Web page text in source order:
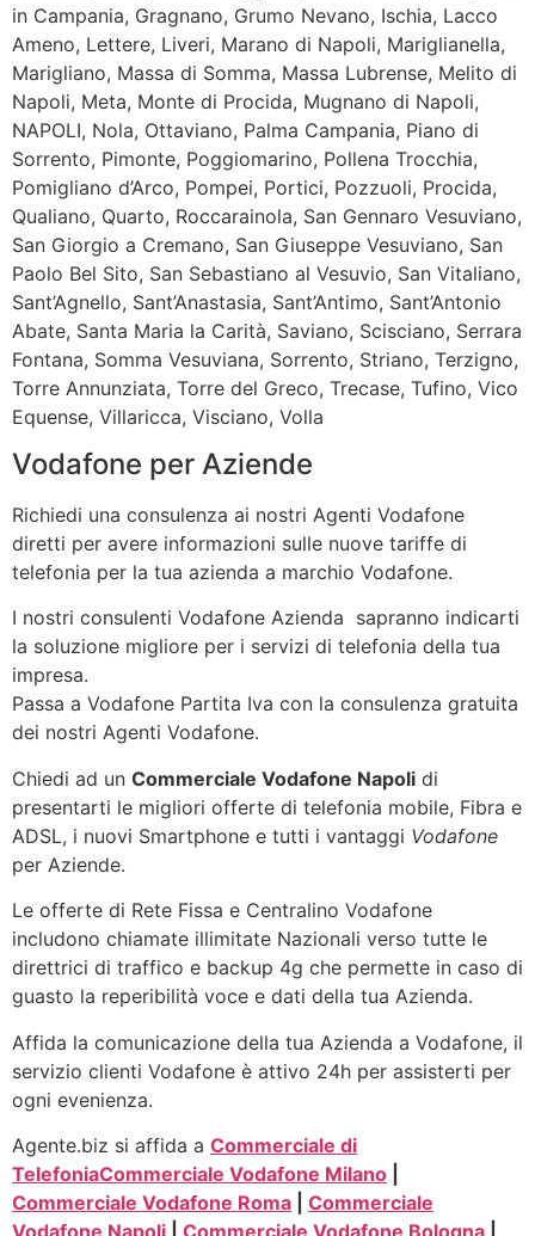
in Campania, Gragnano, Grumo Nevano, Ischia, Lacco
Ameno, Lettere, Liveri, Marano di Napoli, Mariglianella,
Marigliano, Massa di Somma, Massa Lubrense, Melito di
Napoli, Meta, Monte di Procida, Mugnano di Napoli,
NAPOLI, Nola, Ottaviano, Palma Campania, Piano di
Sorrento, Pimonte, Poggiomarino, Pollena Trocchia,
Pomigliano d’Arco, Pompei, Portici, Pozzuoli, Procida,
Qualiano, Quarto, Roccarainola, San Gennaro Vesuviano,
San Giorgio a Cremano, San Giuseppe Vesuviano, San
Paolo Bel Sito, San Sebastiano al Vesuvio, San Vitaliano,
Sant’Agnello, Sant’Anastasia, Sant’Antimo, Sant’Antonio
Abate, Santa Maria la Carità, Saviano, Scisciano, Serrara
Fontana, Somma Vesuviana, Sorrento, Striano, Terzigno,
Torre Annunziata, Torre del Greco, Trecase, Tufino, Vico
Equense, Villaricca, Visciano, Volla
Vodafone per Aziende
Richiedi una consulenza ai nostri Agenti Vodafone
diretti per avere informazioni sulle nuove tariffe di
telefonia per la tua azienda a marchio Vodafone.
I nostri consulenti Vodafone Azienda sapranno indicarti
la soluzione migliore per i servizi di telefonia della tua
impresa.
Passa a Vodafone Partita Iva con la consulenza gratuita
dei nostri Agenti Vodafone.
Chiedi ad un Commerciale Vodafone Napoli di
presentarti le migliori offerte di telefonia mobile, Fibra e
ADSL, i nuovi Smartphone e tutti i vantaggi Vodafone
per Aziende.
Le offerte di Rete Fissa e Centralino Vodafone
includono chiamate illimitate Nazionali verso tutte le
direttrici di traffico e backup 4g che permette in caso di
guasto la reperibilità voce e dati della tua Azienda.
Affida la comunicazione della tua Azienda a Vodafone, il
servizio clienti Vodafone è attivo 24h per assisterti per
ogni evenienza.
Agente.biz si affida a Commerciale di
TelefoniaCommerciale Vodafone Milano
Commerciale Vodafone Roma
Commerciale
Vodafone Napoli
Commerciale Vodafone Bologna